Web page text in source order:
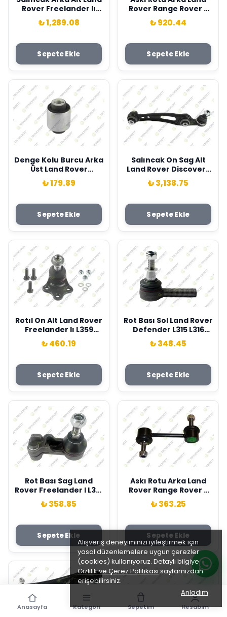
Alışveriş deneyiminizi iyileştirmek için
yasal düzenlemelere uygun çerezler
(cookies) kullanıyoruz. Detaylı bilgiye
Gizlilik ve Çerez Politikası sayfamızdan
erişebilirsiniz.
Anladım
Rover Freelander Iı
L359 Range Rover
Evoque L538 Teknorot
₺ 1,289.08
Sepete Ekle
Rover Range Rover 3
Vogue L322 02>12
Teknorot RGD500180
₺ 920.44
Sepete Ekle
Denge Kolu Burcu Arka
Üst Land Rover
Discovery Sport L550
2019- Teknorot
J9C1717
₺ 179.89
Sepete Ekle
Salıncak On Sag Alt
Land Rover Discovery
L462 Range Rover L494
L405 L538 Teknorot
₺ 3,138.75
Sepete Ekle
Rotıl On Alt Land Rover
Freelander Iı L359
07>14 Teknorot
LR007205-LR007206
₺ 460.19
Sepete Ekle
Rot Bası Sol Land Rover
Defender L315 L316
Discovery Lj L318 Range
Rover I Teknorot
₺ 348.45
Sepete Ekle
Rot Bası Sag Land
Rover Freelander I L314
98>06 Teknorot
QJB100220
₺ 358.85
Sepete Ekle
Askı Rotu Arka Land
Rover Range Rover 3
Vogue L322 02>12
Teknorot LR030048
₺ 363.25
Sepete Ekle
Anasayfa Kategori Sepetim Hesabım